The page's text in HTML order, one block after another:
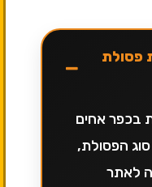
פסולת
−
בכפר אחים
הפסולת,
לאתר